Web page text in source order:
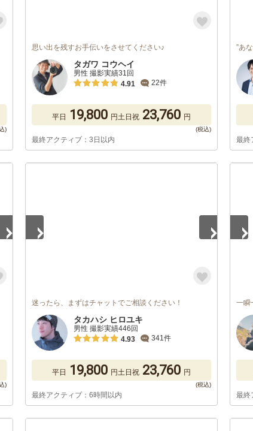
思い出を残すお手伝いをさせてください♪
タガワ コウヘイ
男性 撮影実績31回
4.91
22件
平日 19,800 円土日祝 23,760 円
最終アクティブ：3日以内
”あ
最終
迷ったら、まずはチャットでご相談ください！
タカハシ ヒロユキ
男性 撮影実績446回
4.93
341件
平日 19,800 円土日祝 23,760 円
最終アクティブ：6時間以内
一瞬
最終